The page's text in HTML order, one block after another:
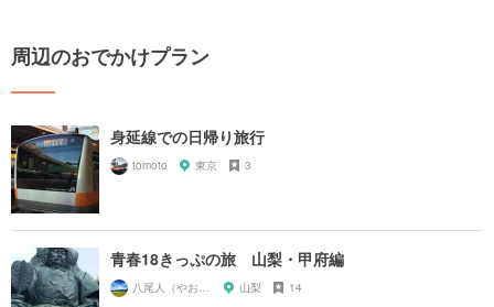
周辺のおでかけプラン
身延線での日帰り旅行
tomoto 東京 3
青春18きっぷの旅 山梨・甲府編
山梨 14